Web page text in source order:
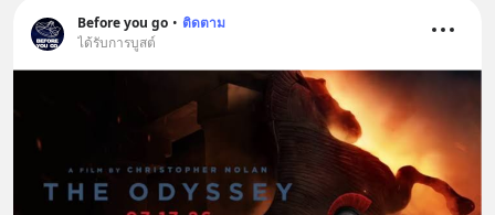
Before you go • ติดตาม
ได้รับการบูสต์